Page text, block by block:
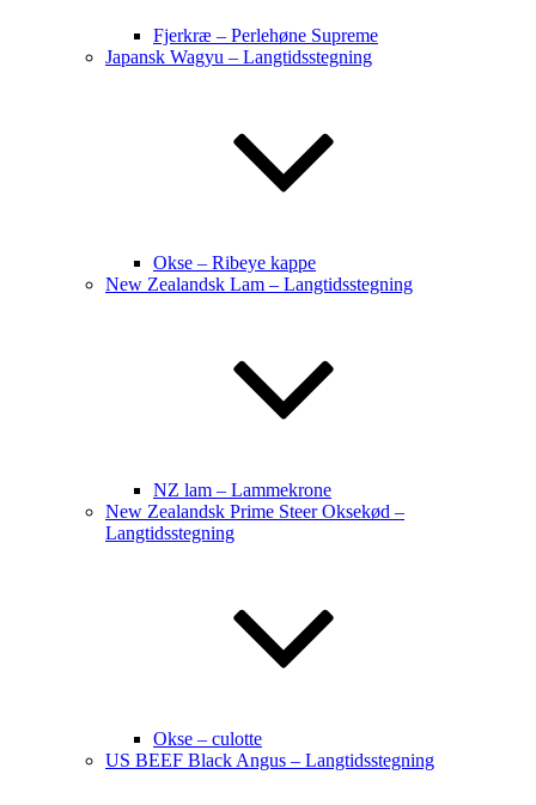
Fjerkræ – Perlehøne Supreme
Japansk Wagyu – Langtidsstegning
Okse – Ribeye kappe
New Zealandsk Lam – Langtidsstegning
NZ lam – Lammekrone
New Zealandsk Prime Steer Oksekød –
Langtidsstegning
Okse – culotte
US BEEF Black Angus – Langtidsstegning